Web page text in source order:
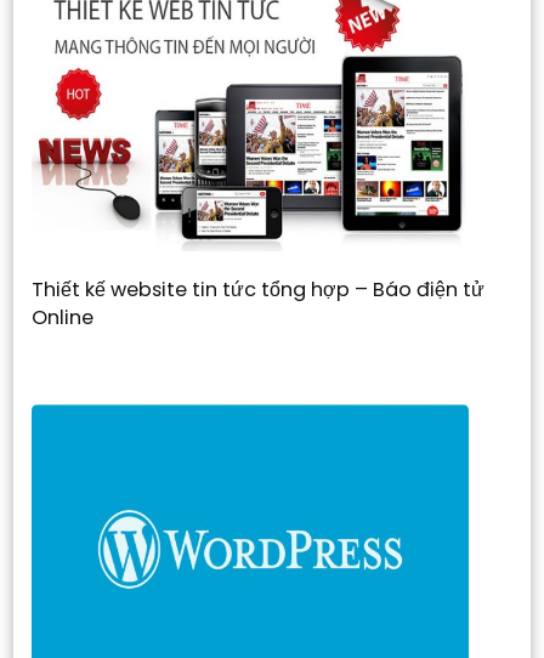
Thiết kế website tin tức tổng hợp – Báo điện tử
Online